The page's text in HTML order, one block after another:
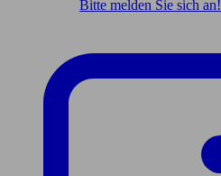
Bitte melden Sie sich an!